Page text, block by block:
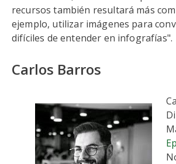
recursos también resultará más
ejemplo, utilizar imágenes para
difíciles de entender en infografías".
Carlos Barros